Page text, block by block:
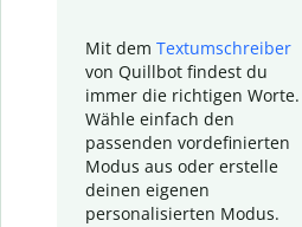
Mit dem Textumschreiber
von Quillbot findest du
immer die richtigen Worte.
Wähle einfach den
passenden vordefinierten
Modus aus oder erstelle
deinen eigenen
personalisierten Modus.